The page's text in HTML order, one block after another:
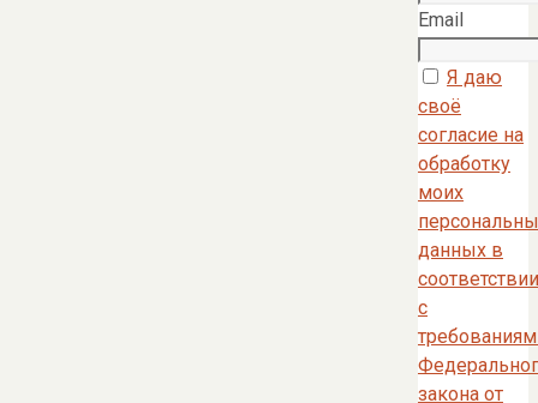
Email
Я даю
своё
согласие на
обработку
моих
данных в
соответствии
с
закона от